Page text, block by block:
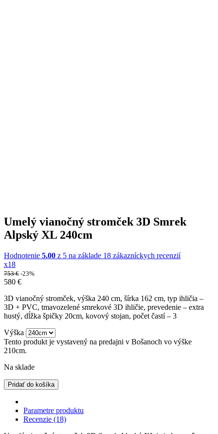
Umelý vianočný stromček 3D Smrek
Alpský XL 240cm
Hodnotenie 5.00 z 5 na základe 18 zákazníckych recenzií
x18
753€ -23%
580 €
3D vianočný stromček, výška 240 cm, šírka 162 cm, typ ihličia –
3D + PVC, tmavozelené smrekové 3D ihličie, prevedenie – extra
hustý, dĺžka špičky 20cm, kovový stojan, počet častí – 3
Výška
Tento produkt je vystavený na predajni v Bošanoch vo výške
210cm.
Na sklade
Pridať do košíka
Parametre produktu
Recenzie (18)